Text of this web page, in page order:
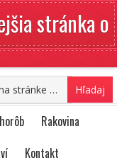
stránka o
Rakovina
Kontakt